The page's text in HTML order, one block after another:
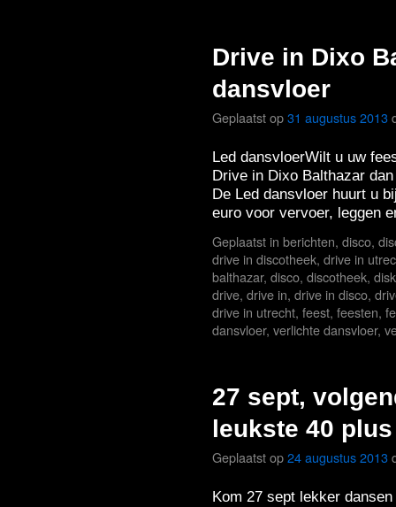
Drive in Dixo
dansvloer
Geplaatst op31 augustus 2013
Led dansvloerWilt u uw
Drive in Dixo Balthazar
De Led dansvloer huurt u
euro voor vervoer, leggen
Geplaatst in berichten, disco,
drive in discotheek, drive in
balthazar, disco, discotheek,
drive, drive in, drive in disco,
drive in utrecht, feest, feesten,
dansvloer, verlichte dansvloer,
27 sept,
leukste 40
Geplaatst op24 augustus 2013
Kom 27 sept lekker